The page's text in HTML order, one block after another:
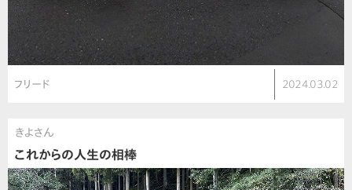
フリード 2024.03.02
きよさん
これからの人生の相棒